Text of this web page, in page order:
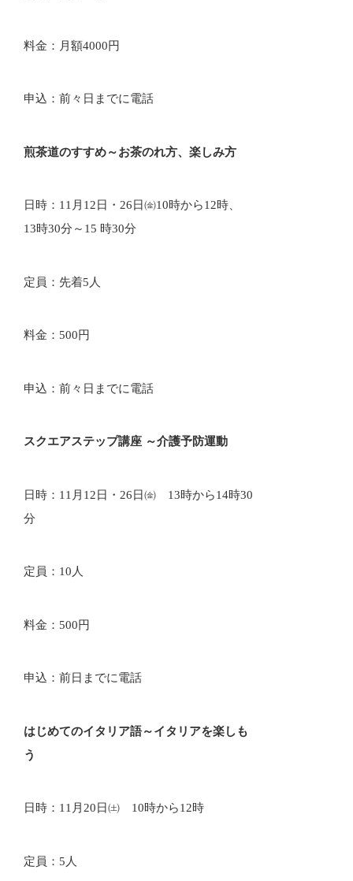
料金：月額4000円
申込：前々日までに電話
煎茶道のすすめ～お茶のれ方、楽しみ方
日時：11月12日・26日㈮10時から12時、
13時30分～15 時30分
定員：先着5人
料金：500円
申込：前々日までに電話
スクエアステップ講座 ～介護予防運動
日時：11月12日・26日㈮ 13時から14時30
分
定員：10人
料金：500円
申込：前日までに電話
はじめてのイタリア語～イタリアを楽しも
う
日時：11月20日㈯ 10時から12時
定員：5人